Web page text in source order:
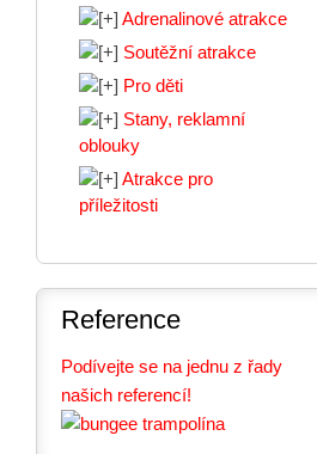
Adrenalinové atrakce
Soutěžní atrakce
Pro děti
Stany, reklamní
oblouky
Atrakce pro
příležitosti
Reference
Podívejte se na jednu z řady
našich referencí!